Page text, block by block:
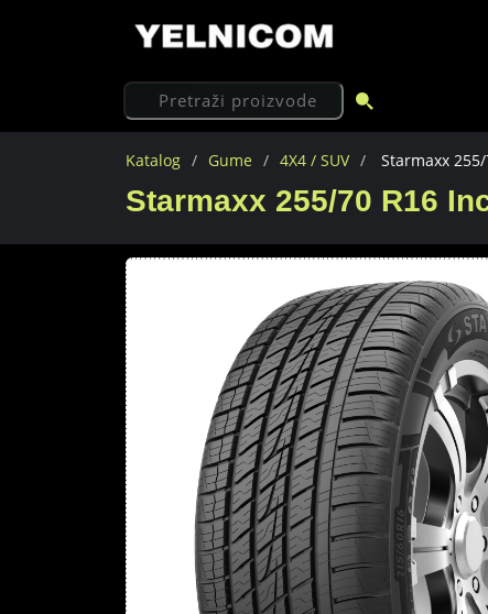
Katalog Gume 4X4 / SUV Starmaxx
Starmaxx 255/70 R16